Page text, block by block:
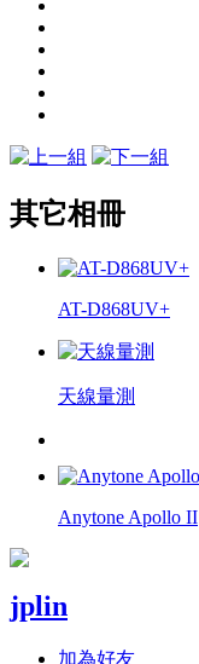
其它相冊
AT-D868UV+
天線量測
Anytone Apollo II
jplin
加為好友